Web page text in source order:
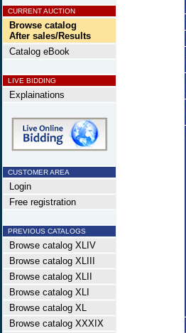
CURRENT AUCTION
Browse catalog
After sales/Results
Catalog eBook
LIVE BIDDING
Explainations
CUSTOMER AREA
Login
Free registration
PREVIOUS CATALOGS
Browse catalog XLIV
Browse catalog XLIII
Browse catalog XLII
Browse catalog XLI
Browse catalog XL
Browse catalog XXXIX